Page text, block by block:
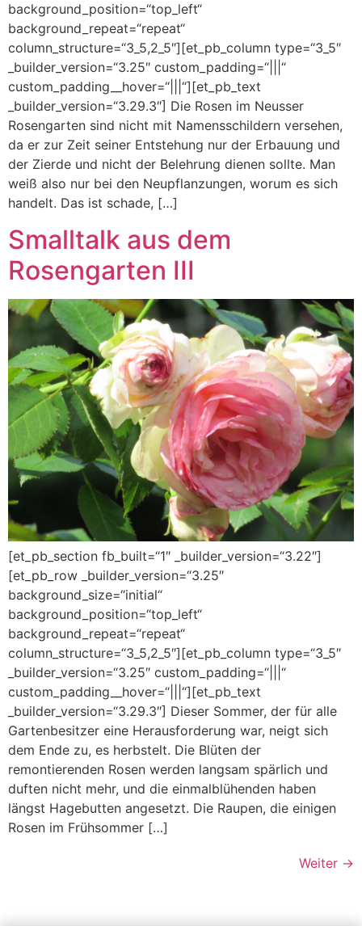
background_position=“top_left“
background_repeat=“repeat“
column_structure=“3_5,2_5″][et_pb_column type=“3_5″
_builder_version=“3.25″ custom_padding=“|||“
custom_padding__hover=“|||“][et_pb_text
_builder_version=“3.29.3″] Die Rosen im Neusser
Rosengarten sind nicht mit Namensschildern versehen,
da er zur Zeit seiner Entstehung nur der Erbauung und
der Zierde und nicht der Belehrung dienen sollte. Man
weiß also nur bei den Neupflanzungen, worum es sich
handelt. Das ist schade, […]
Smalltalk aus dem
Rosengarten III
[et_pb_section fb_built=“1″ _builder_version=“3.22″]
[et_pb_row _builder_version=“3.25″
background_size=“initial“
background_position=“top_left“
background_repeat=“repeat“
column_structure=“3_5,2_5″][et_pb_column type=“3_5″
_builder_version=“3.25″ custom_padding=“|||“
custom_padding__hover=“|||“][et_pb_text
_builder_version=“3.29.3″] Dieser Sommer, der für alle
Gartenbesitzer eine Herausforderung war, neigt sich
dem Ende zu, es herbstelt. Die Blüten der
remontierenden Rosen werden langsam spärlich und
duften nicht mehr, und die einmalblühenden haben
längst Hagebutten angesetzt. Die Raupen, die einigen
Rosen im Frühsommer […]
Weiter →